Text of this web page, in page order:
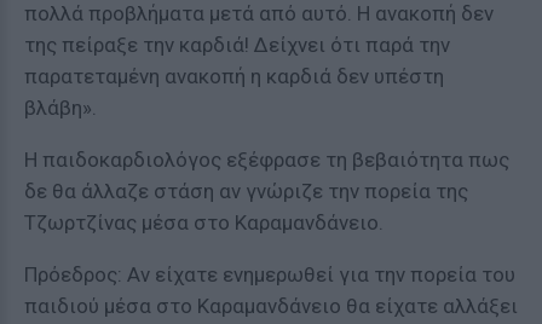
πολλά προβλήματα μετά από αυτό. Η ανακοπή δεν
της πείραξε την καρδιά! Δείχνει ότι παρά την
παρατεταμένη ανακοπή η καρδιά δεν υπέστη
βλάβη».
Η παιδοκαρδιολόγος εξέφρασε τη βεβαιότητα πως
δε θα άλλαζε στάση αν γνώριζε την πορεία της
Τζωρτζίνας μέσα στο Καραμανδάνειο.
Πρόεδρος: Αν είχατε ενημερωθεί για την πορεία του
παιδιού μέσα στο Καραμανδάνειο θα είχατε αλλάξει